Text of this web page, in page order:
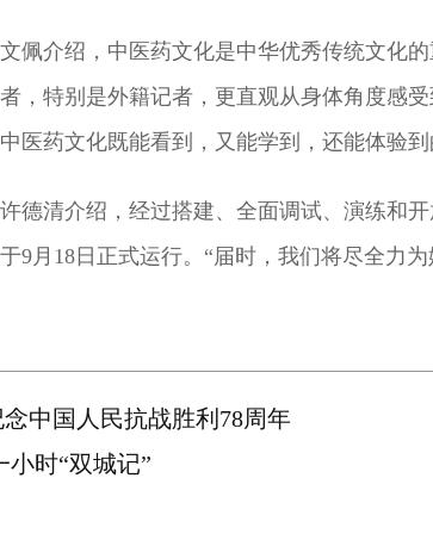
佩介绍，中医药文化是中华优秀传统文化
，特别是外籍记者，更直观从身体角度感
医药文化既能看到，又能学到，还能体验到
德清介绍，经过搭建、全面调试、演练和
9月18日正式运行。“届时，我们将尽全力
中国人民抗战胜利78周年
时“双城记”